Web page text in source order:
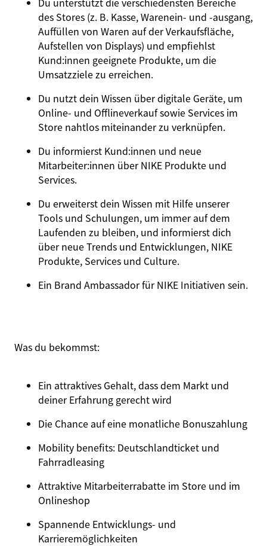
des Stores (z. B. Kasse, Warenein- und -ausgang,
Auffüllen von Waren auf der Verkaufsfläche,
Aufstellen von Displays) und empfiehlst
Kund:innen geeignete Produkte, um die
Umsatzziele zu erreichen.
Du nutzt dein Wissen über digitale Geräte, um
Online- und Offlineverkauf sowie Services im
Store nahtlos miteinander zu verknüpfen.
Du informierst Kund:innen und neue
Mitarbeiter:innen über NIKE Produkte und
Services.
Du erweiterst dein Wissen mit Hilfe unserer
Tools und Schulungen, um immer auf dem
Laufenden zu bleiben, und informierst dich
über neue Trends und Entwicklungen, NIKE
Produkte, Services und Culture.
Ein Brand Ambassador für NIKE Initiativen sein.
Was du bekommst:
Ein attraktives Gehalt, dass dem Markt und
deiner Erfahrung gerecht wird
Die Chance auf eine monatliche Bonuszahlung
Mobility benefits: Deutschlandticket und
Fahrradleasing
Attraktive Mitarbeiterrabatte im Store und im
Onlineshop
Spannende Entwicklungs- und
Karrieremöglichkeiten